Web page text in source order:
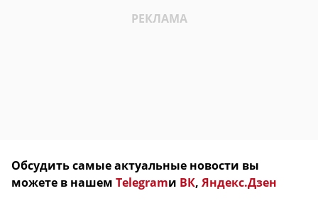
Обсудить самые актуальные новости вы
можете в нашем Telegramи ВК, Яндекс.Дзен